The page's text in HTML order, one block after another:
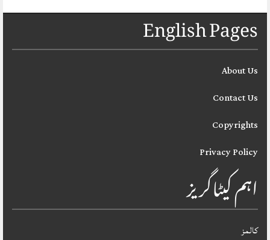
English Pages
About Us
Contact Us
Copyrights
Privacy Policy
اہم کیٹاگریز
کالمز